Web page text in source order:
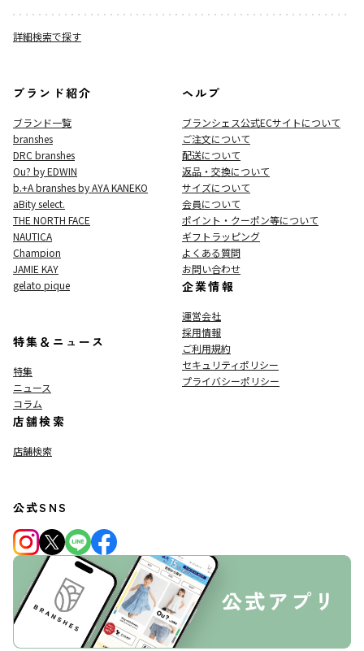
詳細検索で探す
ブランド紹介
ブランド一覧
branshes
DRC branshes
Ou? by EDWIN
b.+A branshes by AYA KANEKO
aBity select.
THE NORTH FACE
NAUTICA
Champion
JAMIE KAY
gelato pique
特集＆ニュース
特集
ニュース
コラム
店舗検索
店舗検索
ヘルプ
ブランシェス公式ECサイトについて
ご注文について
配送について
返品・交換について
サイズについて
会員について
ポイント・クーポン等について
ギフトラッピング
よくある質問
お問い合わせ
企業情報
運営会社
採用情報
ご利用規約
セキュリティポリシー
プライバシーポリシー
公式SNS